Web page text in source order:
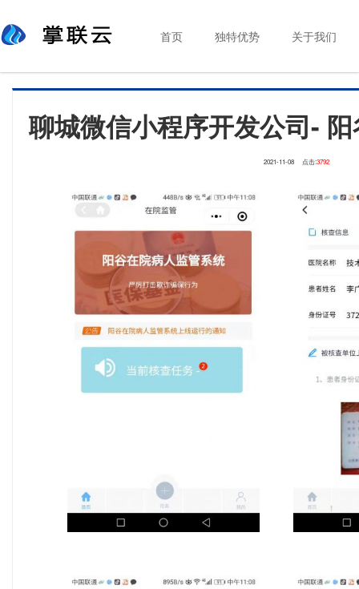
首页 独特优势 关于我们
聊城微信小程序开发公司-
2021-11-08 点击:3792